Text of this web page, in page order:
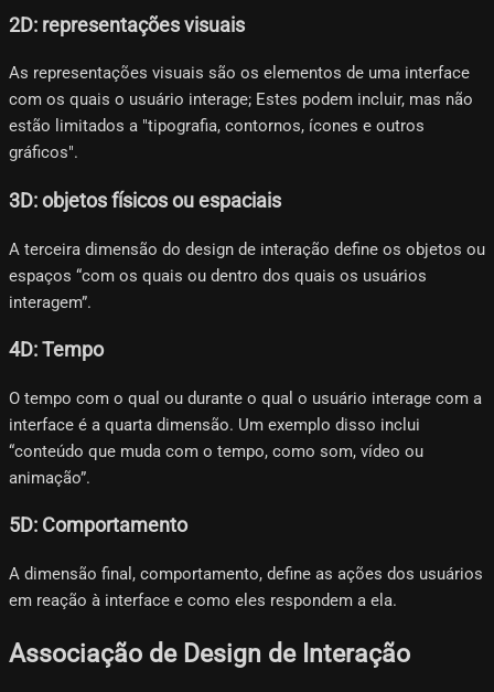
2D: representações visuais
As representações visuais são os elementos de uma interface
com os quais o usuário interage; Estes podem incluir, mas não
estão limitados a "tipografia, contornos, ícones e outros
gráficos".
3D: objetos físicos ou espaciais
A terceira dimensão do design de interação define os objetos ou
espaços “com os quais ou dentro dos quais os usuários
interagem”.
4D: Tempo
O tempo com o qual ou durante o qual o usuário interage com a
interface é a quarta dimensão. Um exemplo disso inclui
“conteúdo que muda com o tempo, como som, vídeo ou
animação”.
5D: Comportamento
A dimensão final, comportamento, define as ações dos usuários
em reação à interface e como eles respondem a ela.
Associação de Design de Interação